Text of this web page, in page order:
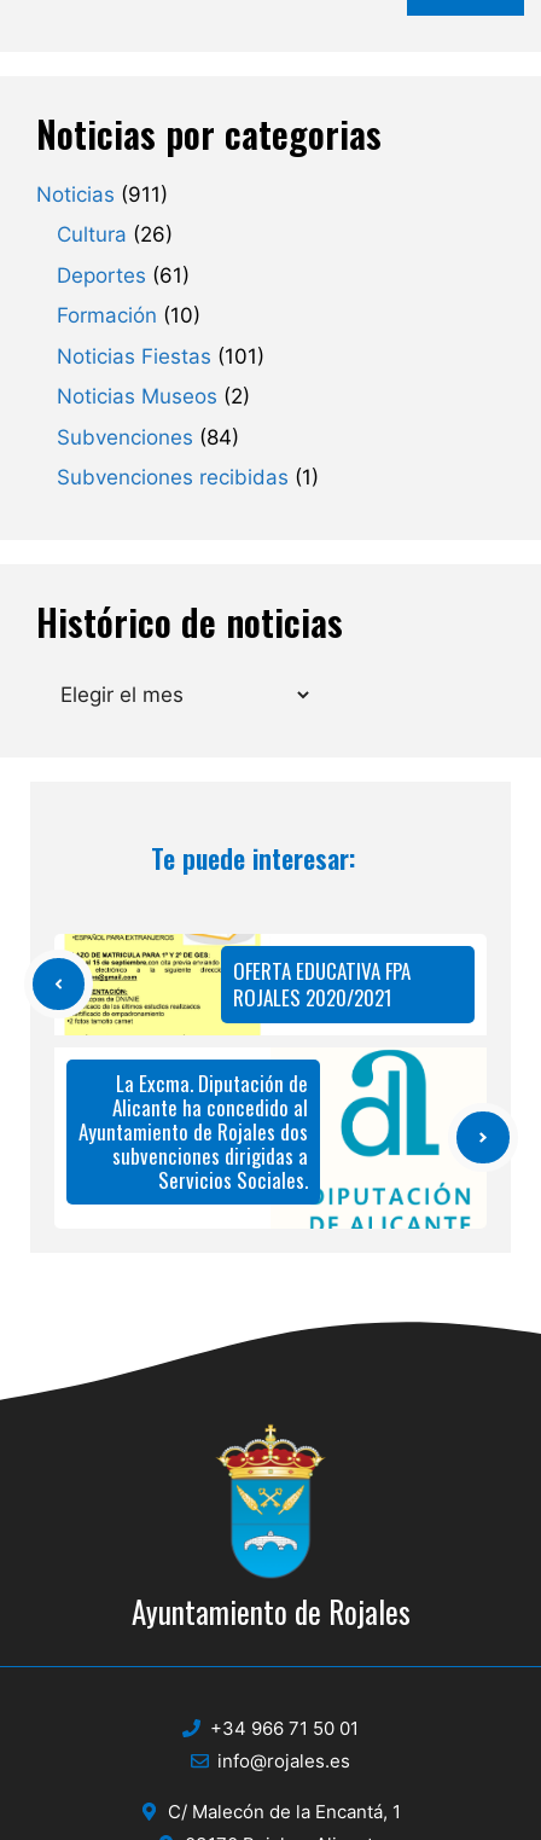
Noticias por categorias
Noticias (911)
Cultura (26)
Deportes (61)
Formación (10)
Noticias Fiestas (101)
Noticias Museos (2)
Subvenciones (84)
Subvenciones recibidas (1)
Histórico de noticias
Archivos
Te puede interesar:
OFERTA EDUCATIVA FPA
ROJALES 2020/2021
La Excma. Diputación de
Alicante ha concedido al
Ayuntamiento de Rojales dos
subvenciones dirigidas a
Servicios Sociales.
Ayuntamiento de Rojales
+34 966 71 50 01
info@rojales.es
C/ Malecón de la Encantá, 1